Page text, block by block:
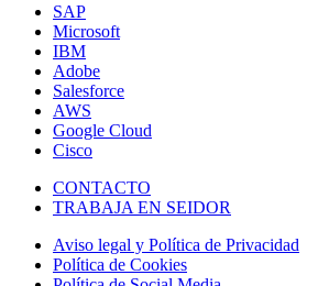
SAP
Microsoft
IBM
Adobe
Salesforce
AWS
Google Cloud
Cisco
CONTACTO
TRABAJA EN SEIDOR
Aviso legal y Política de Privacidad
Política de Cookies